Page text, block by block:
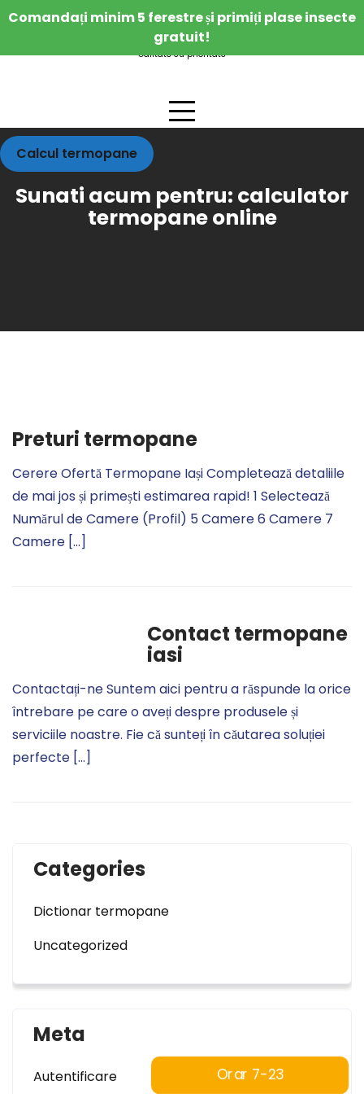
Comandați minim 5 ferestre și primiți plase insecte
gratuit!
Skip
to
Calitate cu prioritate
Calcul termopane
Sunati acum pentru: calculator
termopane online
Preturi termopane
Cerere Ofertă Termopane Iași Completează detaliile
de mai jos și primești estimarea rapid! 1 Selectează
Numărul de Camere (Profil) 5 Camere 6 Camere 7
Camere […]
Contact termopane
iasi
Contactați-ne Suntem aici pentru a răspunde la orice
întrebare pe care o aveți despre produsele și
serviciile noastre. Fie că sunteți în căutarea soluției
perfecte […]
Categories
Dictionar termopane
Uncategorized
Meta
Autentificare Orar 7-23